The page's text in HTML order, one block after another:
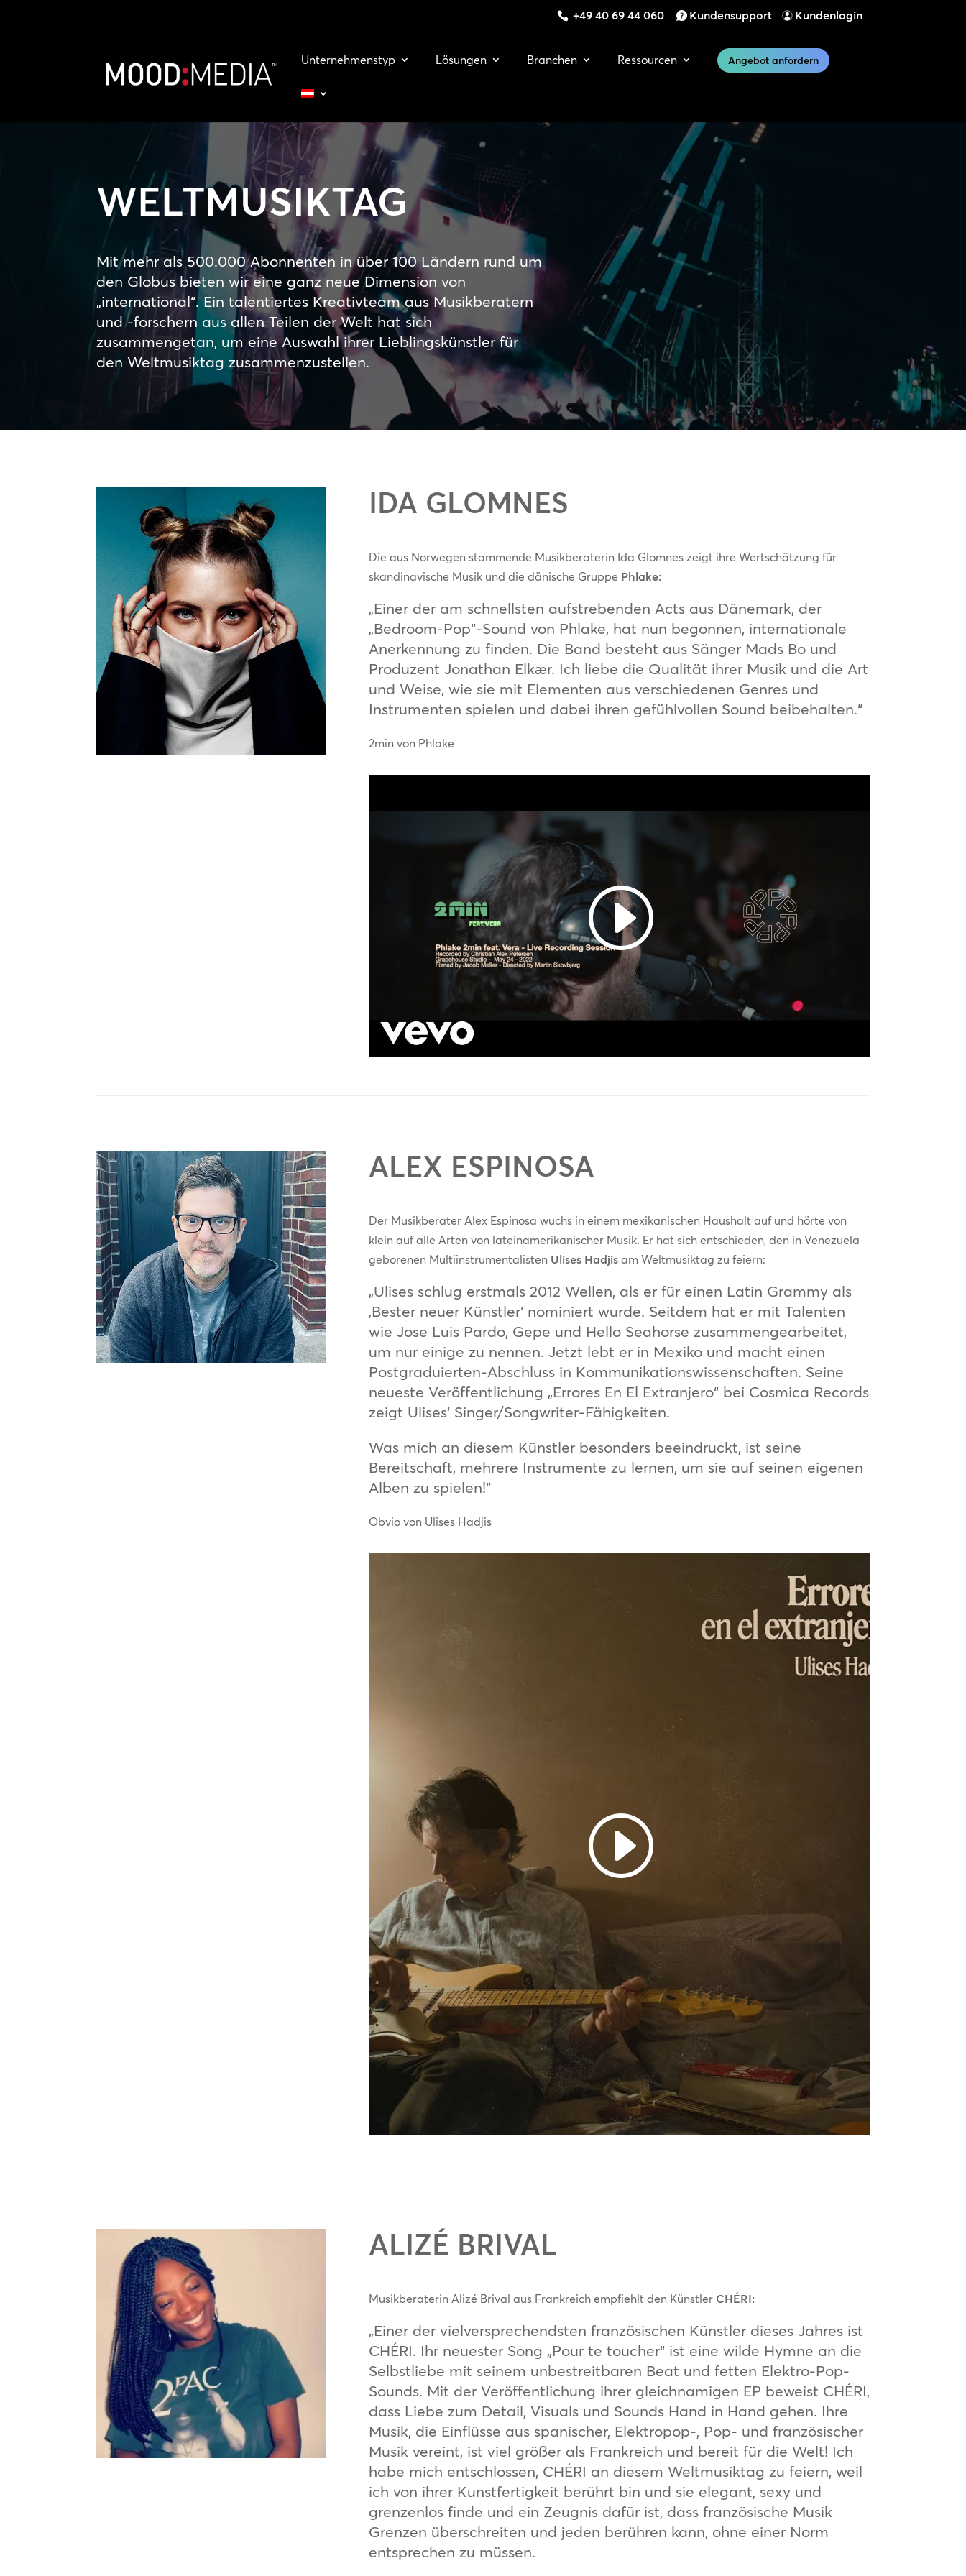
+49 40 69 44 060 Kundensupport Kundenlogin
Unternehmenstyp Lösungen Branchen Ressourcen Angebot anfordern
WELTMUSIKTAG
Mit mehr als 500.000 Abonnenten in über 100 Ländern rund um
den Globus bieten wir eine ganz neue Dimension von
„international“. Ein talentiertes Kreativteam aus Musikberatern
und -forschern aus allen Teilen der Welt hat sich
zusammengetan, um eine Auswahl ihrer Lieblingskünstler für
den Weltmusiktag zusammenzustellen.
IDA GLOMNES
Die aus Norwegen stammende Musikberaterin Ida Glomnes zeigt ihre Wertschätzung für
skandinavische Musik und die dänische Gruppe Phlake:
„Einer der am schnellsten aufstrebenden Acts aus Dänemark, der
„Bedroom-Pop“-Sound von Phlake, hat nun begonnen, internationale
Anerkennung zu finden. Die Band besteht aus Sänger Mads Bo und
Produzent Jonathan Elkær. Ich liebe die Qualität ihrer Musik und die Art
und Weise, wie sie mit Elementen aus verschiedenen Genres und
Instrumenten spielen und dabei ihren gefühlvollen Sound beibehalten.“
2min von Phlake
ALEX ESPINOSA
Der Musikberater Alex Espinosa wuchs in einem mexikanischen Haushalt auf und hörte von
klein auf alle Arten von lateinamerikanischer Musik. Er hat sich entschieden, den in Venezuela
geborenen Multiinstrumentalisten Ulises Hadjisam Weltmusiktag zu feiern:
„Ulises schlug erstmals 2012 Wellen, als er für einen Latin Grammy als
‚Bester neuer Künstler‘ nominiert wurde. Seitdem hat er mit Talenten
wie Jose Luis Pardo, Gepe und Hello Seahorse zusammengearbeitet,
um nur einige zu nennen. Jetzt lebt er in Mexiko und macht einen
Postgraduierten-Abschluss in Kommunikationswissenschaften. Seine
neueste Veröffentlichung „Errores En El Extranjero“ bei Cosmica Records
zeigt Ulises‘ Singer/Songwriter-Fähigkeiten.
Was mich an diesem Künstler besonders beeindruckt, ist seine
Bereitschaft, mehrere Instrumente zu lernen, um sie auf seinen eigenen
Alben zu spielen!“
Obvio von Ulises Hadjis
ALIZÉ BRIVAL
Musikberaterin Alizé Brival aus Frankreich empfiehlt den Künstler CHÉRI:
„Einer der vielversprechendsten französischen Künstler dieses Jahres ist
CHÉRI. Ihr neuester Song „Pour te toucher“ ist eine wilde Hymne an die
Selbstliebe mit seinem unbestreitbaren Beat und fetten Elektro-Pop-
Sounds. Mit der Veröffentlichung ihrer gleichnamigen EP beweist CHÉRI,
dass Liebe zum Detail, Visuals und Sounds Hand in Hand gehen. Ihre
Musik, die Einflüsse aus spanischer, Elektropop-, Pop- und französischer
Musik vereint, ist viel größer als Frankreich und bereit für die Welt! Ich
habe mich entschlossen, CHÉRI an diesem Weltmusiktag zu feiern, weil
ich von ihrer Kunstfertigkeit berührt bin und sie elegant, sexy und
grenzenlos finde und ein Zeugnis dafür ist, dass französische Musik
Grenzen überschreiten und jeden berühren kann, ohne einer Norm
entsprechen zu müssen.